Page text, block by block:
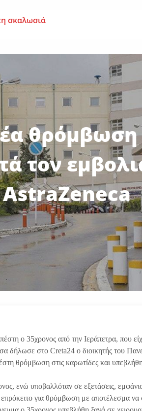
σκαλωσιά
τριών παιδιών
θρόμβωση
τον
ο 35χρονος από την Ιεράπετρα, που
δήλωσε στο Creta24 o διοικητής του
θρόμβωση στις καρωτίδες και
ενώ υποβαλλόταν σε εξετάσεις,
για θρόμβωση με αποτέλεσμα να